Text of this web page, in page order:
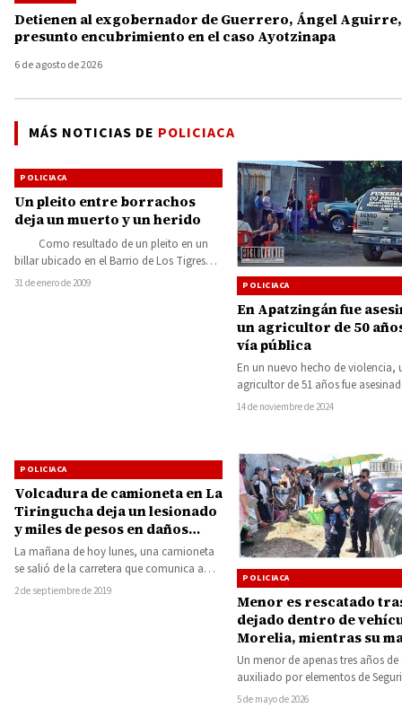
Detienen al exgobernador de Guerrero, Ángel
presunto encubrimiento en el caso Ayotzinapa
6 de agosto de 2026
MÁS NOTICIAS DE POLICIACA
POLICIACA
Un pleito entre borrachos
deja un muerto y un herido
Como resultado de un pleito en un
billar ubicado en el Barrio de Los Tigres
de…
31 de enero de 2009 POLICIACA
En Apatzingán fue
un agricultor de 50
vía pública
En un nuevo hecho de violencia,
agricultor de 51 años fue
la mañana de…
14 de noviembre de 2024
POLICIACA
Volcadura de camioneta en La
Tiringucha deja un lesionado
y miles de pesos en daños
materiales
La mañana de hoy lunes, una camioneta
se salió de la carretera que comunica a
Huetamo con Zitácuaro…
2 de septiembre de 2019
POLICIACA
Menor es rescatado
dejado dentro de
Morelia, mientras su
conseguía boletos para
concierto de El Buki
Un menor de apenas tres años de
auxiliado por elementos de
de la Guardia…
5 de mayo de 2026